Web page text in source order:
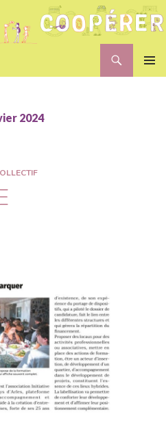
2024